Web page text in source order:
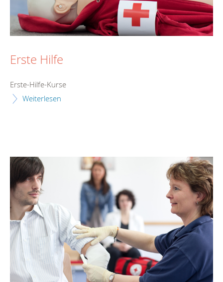
Erste Hilfe
Erste-Hilfe-Kurse
Weiterlesen